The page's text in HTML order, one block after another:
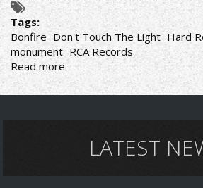
Tags:
Bonfire Don't Touch The Light Hard
monument RCA Records
Read more about
Bonfire
–
LATEST